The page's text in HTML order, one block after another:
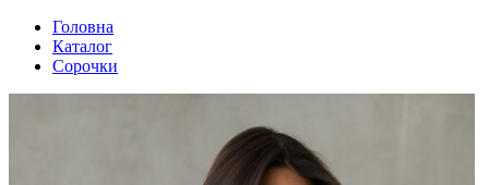
Головна
Каталог
Сорочки